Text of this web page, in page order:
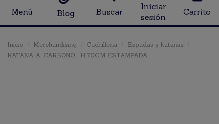
Menú Blog Buscar
Iniciar
sesión
Carrito
Inicio Merchandising Cuchilleria
Espadas y katanas
KATANA A. CARBONO . H:70CM ESTAMPADA